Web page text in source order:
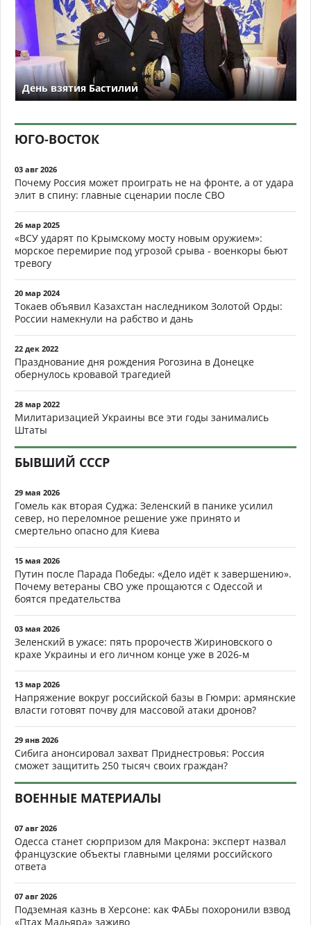
День взятия Бастилии
ЮГО-ВОСТОК
03 авг 2026
Почему Россия может проиграть не на фронте, а от удара
элит в спину: главные сценарии после СВО
26 мар 2025
«ВСУ ударят по Крымскому мосту новым оружием»:
морское перемирие под угрозой срыва - военкоры бьют
тревогу
20 мар 2024
Токаев объявил Казахстан наследником Золотой Орды:
России намекнули на рабство и дань
22 дек 2022
Празднование дня рождения Рогозина в Донецке
обернулось кровавой трагедией
28 мар 2022
Милитаризацией Украины все эти годы занимались
Штаты
БЫВШИЙ СССР
29 мая 2026
Гомель как вторая Суджа: Зеленский в панике усилил
север, но переломное решение уже принято и
смертельно опасно для Киева
15 мая 2026
Путин после Парада Победы: «Дело идёт к завершению».
Почему ветераны СВО уже прощаются с Одессой и
боятся предательства
03 мая 2026
Зеленский в ужасе: пять пророчеств Жириновского о
крахе Украины и его личном конце уже в 2026-м
13 мар 2026
Напряжение вокруг российской базы в Гюмри: армянские
власти готовят почву для массовой атаки дронов?
29 янв 2026
Сибига анонсировал захват Приднестровья: Россия
сможет защитить 250 тысяч своих граждан?
ВОЕННЫЕ МАТЕРИАЛЫ
07 авг 2026
Одесса станет сюрпризом для Макрона: эксперт назвал
французские объекты главными целями российского
ответа
07 авг 2026
Подземная казнь в Херсоне: как ФАБы похоронили взвод
«Птах Мадьяра» заживо